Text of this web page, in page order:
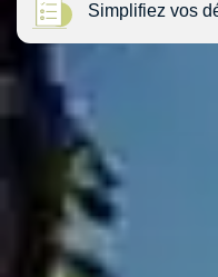
Simplifiez vos